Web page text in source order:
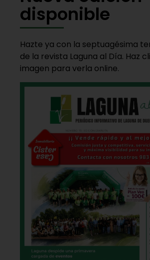
disponible
Hazte ya con la septuagésima
de la revista Laguna al Día. Haz
imagen para verla online.